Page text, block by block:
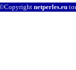
netperles.eu